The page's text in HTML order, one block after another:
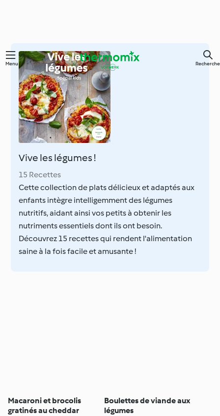
Skip
content
Menu Recherche
Vive les légumes !
15 Recettes
Cette collection de plats délicieux et adaptés aux
enfants intègre intelligemment des légumes
nutritifs, aidant ainsi vos petits à obtenir les
nutriments essentiels dont ils ont besoin.
Découvrez 15 recettes qui rendent l'alimentation
saine à la fois facile et amusante !
Macaroni et brocolis
gratinés au cheddar
Boulettes de viande aux
légumes